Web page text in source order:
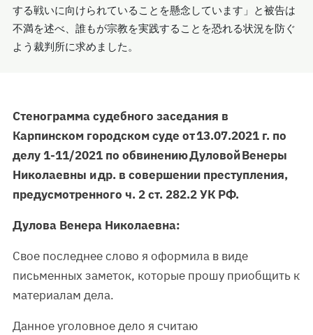
する戦いに向けられていることを懸念しています」と被告は
不満を述べ、誰もが宗教を実践することを恐れる状況を防ぐ
よう裁判所に求めました。
Стенограмма судебного заседания в
Карпинском городском суде от 13.07.2021 г. по
делу 1-11/2021 по обвинению Дуловой Венеры
Николаевны и др. в совершении преступления,
предусмотренного ч. 2 ст. 282.2 УК РФ.
Дулова Венера Николаевна:
Свое последнее слово я оформила в виде
письменных заметок, которые прошу приобщить к
материалам дела.
Данное уголовное дело я считаю